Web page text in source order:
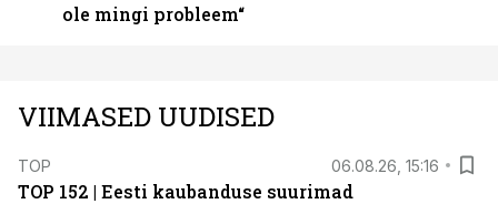
ole mingi probleem“
VIIMASED UUDISED
TOP 06.08.26, 15:16
TOP 152 | Eesti kaubanduse suurimad